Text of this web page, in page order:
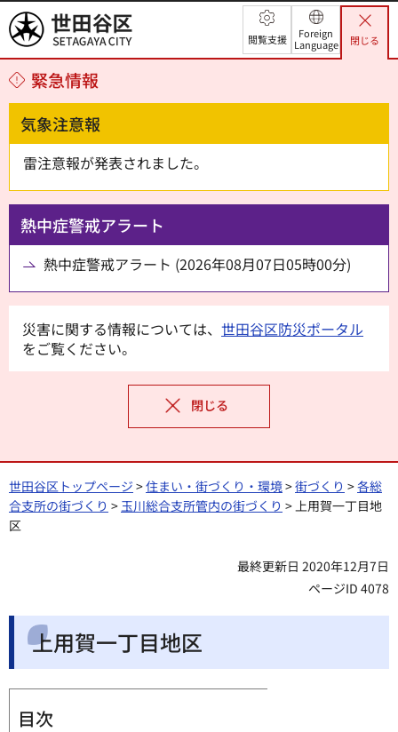
世田谷区 閲覧支援
Foreign
Language
閉じる
緊急情報
気象注意報
雷注意報が発表されました。
熱中症警戒アラート
熱中症警戒アラート (2026年08月07日05時00分)
災害に関する情報については、 世田谷区防災ポータル
をご覧ください。
閉じる
世田谷区トップページ >住まい・街づくり・環境>街づくり >各総
合支所の街づくり >玉川総合支所管内の街づくり > 上用賀一丁目地
区
最終更新日 2020年12月7日
ページID 4078
上用賀一丁目地区
目次